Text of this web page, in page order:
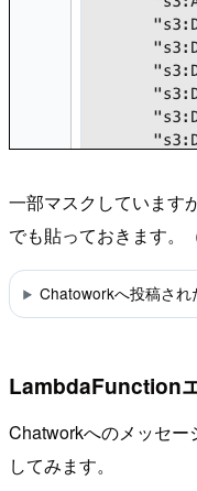
一部マスクしています
でも貼っておきます。
Chatoworkへ投稿され
LambdaFunction
Chatworkへのメッセ
してみます。